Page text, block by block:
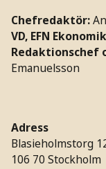
Chefredaktör:
VD, EFN
Redaktionschef
Emanuelsson
Adress
Blasieholmstorg
106 70 Stockholm